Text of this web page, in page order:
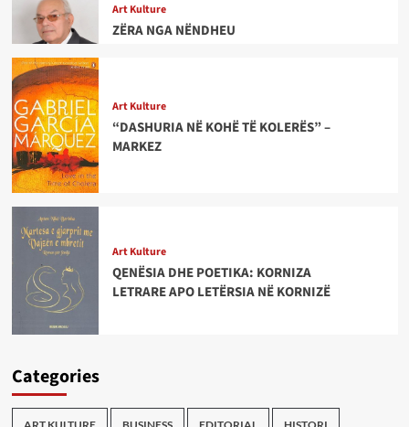
Art Kulture
ZËRA NGA NËNDHEU
Art Kulture
“DASHURIA NË KOHË TË KOLERËS” –
MARKEZ
Art Kulture
QENËSIA DHE POETIKA: KORNIZA
LETRARE APO LETËRSIA NË KORNIZË
Categories